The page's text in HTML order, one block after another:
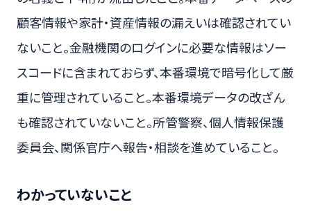
顧客情報や家計・資産情報の漏えいは確認されてい
ないこと。金融機関のログインに必要な情報はソー
スコードに含まれておらず、本番環境で暗号化して厳
重に管理されていること。本番環境データの改ざん
も確認されていないこと。所管警察、個人情報保護
委員会、関係官庁へ報告・相談を進めていること。
わかっていないこと